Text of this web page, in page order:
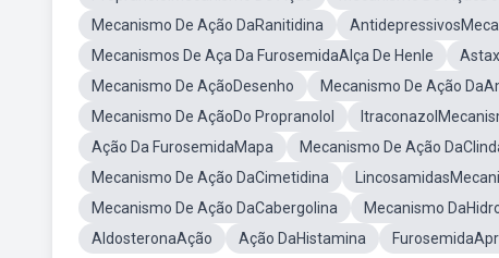
Mecanismo De Ação DaRanitidina
Mecanismos De Aça Da FurosemidaAlça De Henle
Mecanismo De AçãoDesenho
Mecanismo De Ação
Mecanismo De AçãoDo Propranolol
Ação Da FurosemidaMapa
Mecanismo De Ação
Mecanismo De Ação DaCimetidina
Mecanismo De Ação DaCabergolina
Mecanismo
AldosteronaAção
Ação DaHistamina